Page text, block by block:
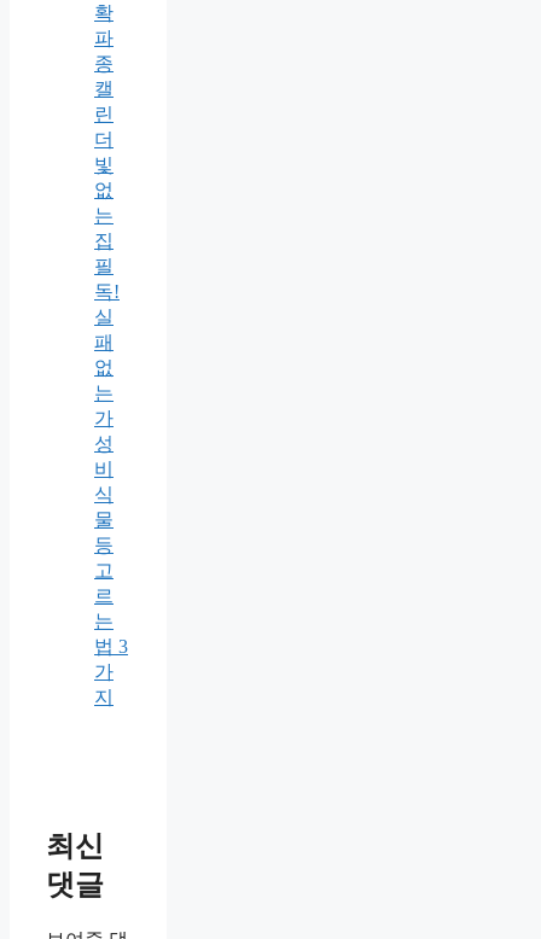
확
파
종
캘
린
더
빛
없
는
집
필
독!
실
패
없
는
가
성
비
식
물
등
고
르
는
법 3
가
지
최신
댓글